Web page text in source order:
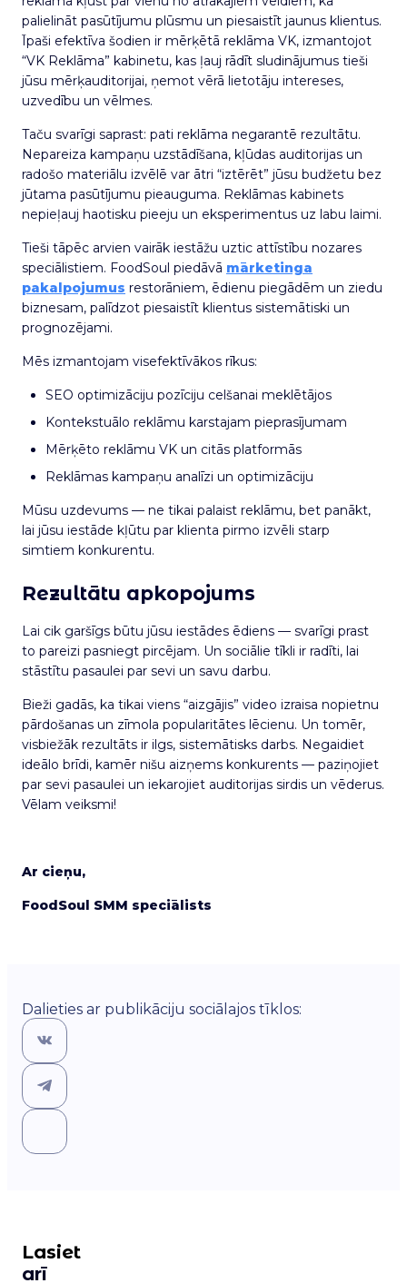
palielināt pasūtījumu plūsmu un piesaistīt jaunus klientus.
Īpaši efektīva šodien ir mērķētā reklāma VK, izmantojot
“VK Reklāma” kabinetu, kas ļauj rādīt sludinājumus tieši
jūsu mērķauditorijai, ņemot vērā lietotāju intereses,
uzvedību un vēlmes.
Taču svarīgi saprast: pati reklāma negarantē rezultātu.
Nepareiza kampaņu uzstādīšana, kļūdas auditorijas un
radošo materiālu izvēlē var ātri “iztērēt” jūsu budžetu bez
jūtama pasūtījumu pieauguma. Reklāmas kabinets
nepieļauj haotisku pieeju un eksperimentus uz labu laimi.
Tieši tāpēc arvien vairāk iestāžu uztic attīstību nozares
speciālistiem. FoodSoul piedāvā mārketinga
pakalpojumus restorāniem, ēdienu piegādēm un ziedu
biznesam, palīdzot piesaistīt klientus sistemātiski un
prognozējami.
Mēs izmantojam visefektīvākos rīkus:
SEO optimizāciju pozīciju celšanai meklētājos
Kontekstuālo reklāmu karstajam pieprasījumam
Mērķēto reklāmu VK un citās platformās
Reklāmas kampaņu analīzi un optimizāciju
Mūsu uzdevums — ne tikai palaist reklāmu, bet panākt,
lai jūsu iestāde kļūtu par klienta pirmo izvēli starp
simtiem konkurentu.
Rezultātu apkopojums
Lai cik garšīgs būtu jūsu iestādes ēdiens — svarīgi prast
to pareizi pasniegt pircējam. Un sociālie tīkli ir radīti, lai
stāstītu pasaulei par sevi un savu darbu.
Bieži gadās, ka tikai viens “aizgājis” video izraisa nopietnu
pārdošanas un zīmola popularitātes lēcienu. Un tomēr,
visbiežāk rezultāts ir ilgs, sistemātisks darbs. Negaidiet
ideālo brīdi, kamēr nišu aizņems konkurents — paziņojiet
par sevi pasaulei un iekarojiet auditorijas sirdis un vēderus.
Vēlam veiksmi!
Ar cieņu,
FoodSoul SMM speciālists
Dalieties ar publikāciju sociālajos tīklos:
Lasiet
arī